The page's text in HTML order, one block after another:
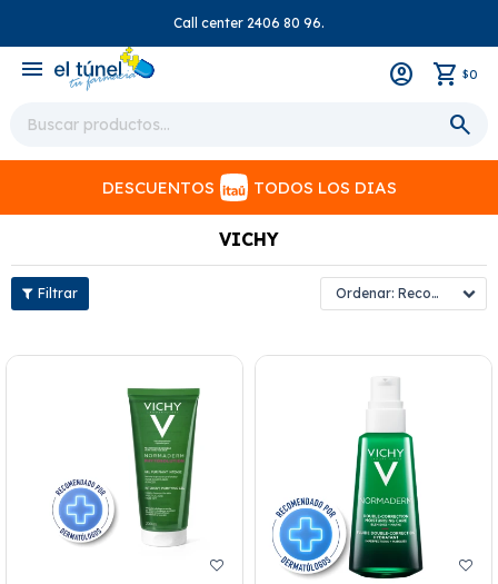
Call center 2406 80 96.
menu $0
DESCUENTOS TODOS LOS DIAS
VICHY
Recomendados
close